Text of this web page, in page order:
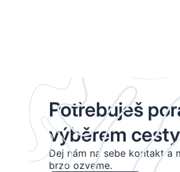
Potřebuješ
výběrem
Dej nám na sebe kontakt a
brzo ozveme.